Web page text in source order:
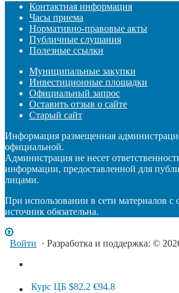
Контактная информация
Часы приема
Нормативно-правовые акты
Публичные слушания
Полезные ссылки
Муниципальные закупки
Инвестиционные площадки
Официальный запрос
Оставить отзыв о сайте
Старый сайт
Информация размещенная
официальной.
Администрация не несет
информации, предоставленной для
лицами.
При использовании в сети материалов с
источник обязательна.
Войти · Разработка и поддержка: ©
Курс ЦБ $82.2 €94.8